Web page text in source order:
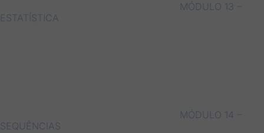
MÓDULO 13 –
ESTATÍSTICA
MÓDULO 14 –
SEQUÊNCIAS